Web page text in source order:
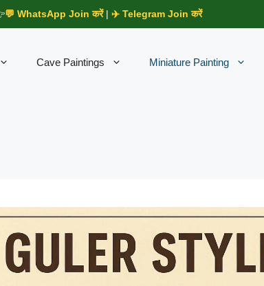
💬 WhatsApp Join करें| ✈️ Telegram Join करें
Cave Paintings Miniature Painting